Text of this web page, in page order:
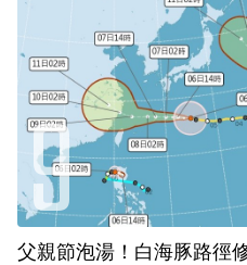
父親節泡湯！白海豚路徑